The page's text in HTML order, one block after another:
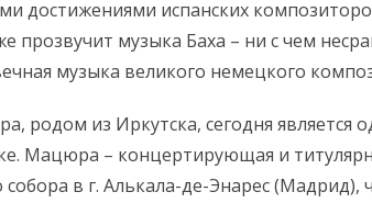
достижениями испанских
прозвучит музыка Баха – ни с чем
музыка великого немецкого
родом из Иркутска, сегодня является
Мацюра – концертирующая и
собора в г. Алькала-де-Энарес